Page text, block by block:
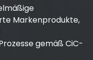
Markenprodukte,
gemäß CiC-